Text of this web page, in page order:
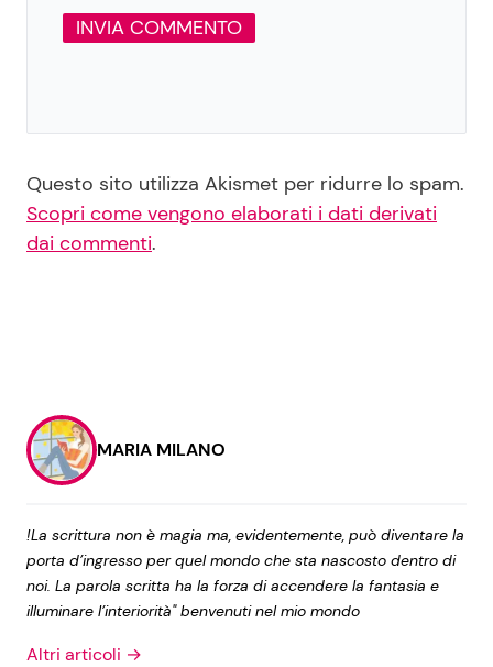
Questo sito utilizza Akismet per ridurre lo spam.
Scopri come vengono elaborati i dati derivati
dai commenti.
MARIA MILANO
!La scrittura non è magia ma, evidentemente, può diventare la
porta d’ingresso per quel mondo che sta nascosto dentro di
noi. La parola scritta ha la forza di accendere la fantasia e
illuminare l’interiorità" benvenuti nel mio mondo
Altri articoli →